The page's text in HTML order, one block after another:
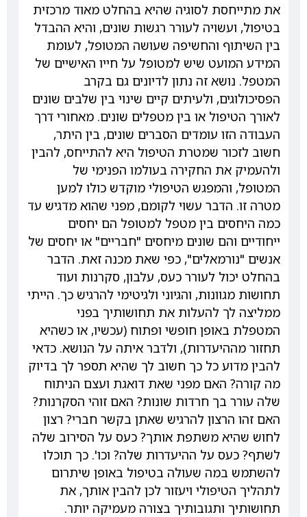
את מתייחסת לסוגיה שהיא בהחלט מאוד מרכזית
בטיפול, ועשויה לעורר רגשות שונים, והיא ההבדל
בין השיתוף והחשיפה שעושה המטופל, לעומת
המידע המועט שיש למטופל על חייו האישיים של
המטפל. נושא זה נתון לדיונים גם בקרב
הפסיכולוגים, ולעיתים קיים שינוי בין שלבים שונים
לאורך הטיפול או בין מטפלים שונים. מאחורי דרך
העבודה הזו עומדים הסברים שונים, בין היתר,
חשוב לזכור שמטרת הטיפול היא להתייחס, להבין
ולהעמיק את החקירה בעולמו הפנימי של
המטופל, והמפגש הטיפולי מוקדש כולו למען
מטרה זו. הדבר עשוי לקומם, מפני שהוא מדגיש עד
כמה היחסים בין מטפל למטופל הם יחסים
ייחודיים והם שונים מיחסים "חבריים" או יחסים של
אנשים "נורמאלים", כפי שאת מכנה זאת. הדבר
בהחלט יכול לעורר כעס, עלבון, סקרנות ועוד
תחושות מגוונות, והגיוני ולגיטימי להרגיש כך. הייתי
ממליצה לך להעלות את תחושותיך בפני
המטפלת באופן חופשי ופתוח (עכשיו, או כשהיא
תחזור מההיעדרות), ולדבר איתה על הנושא. כדאי
להבין מדוע כל כך חשוב לך שהיא תספר לך בדיוק
מה קורה? האם מפני שאת דואגת ועצם הניתוח
שלה עורר בך חרדות שונות? האם זוהי הסקרנות?
האם זהו הרצון להרגיש שאתן בקשר חברי? רצון
לחוש שהיא משתפת אותך? כעס על הסירוב שלה
לשתף? כעס על ההיעדרות שלה? וכו'. כך תוכלו
להשתמש במה שעולה בטיפול באופן שיתרום
לתהליך הטיפולי ויעזור לכן להבין אותך, את
תחושותיך ותגובותיך בצורה מעמיקה יותר.